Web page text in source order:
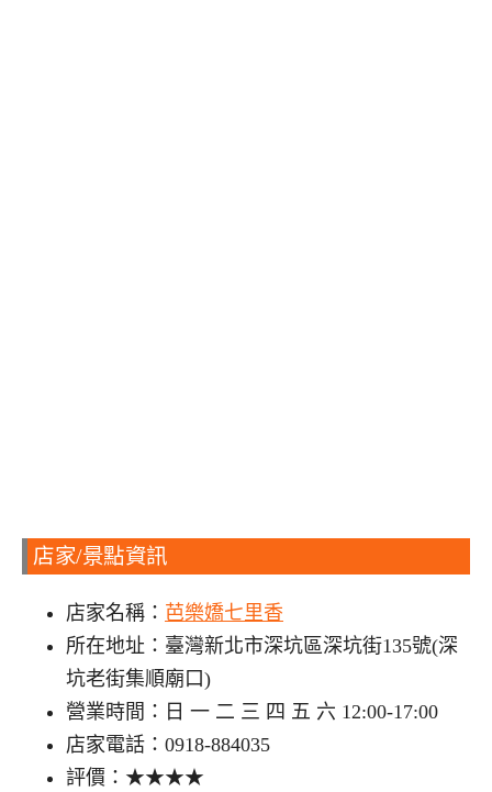
店家/景點資訊
店家名稱： 芭樂嬌七里香
所在地址：臺灣新北市深坑區深坑街135號(深
坑老街集順廟口)
營業時間：日 一 二 三 四 五 六 12:00-17:00
店家電話：0918-884035
評價：★★★★